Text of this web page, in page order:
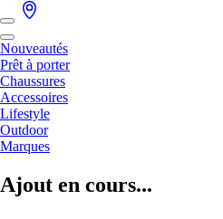
Nouveautés
Prêt à porter
Chaussures
Accessoires
Lifestyle
Outdoor
Marques
Ajout en cours...